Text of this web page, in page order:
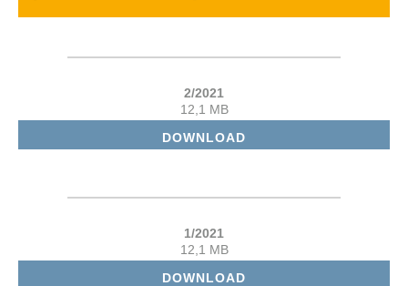
DOWNLOAD
2/2021
12,1 MB
DOWNLOAD
1/2021
12,1 MB